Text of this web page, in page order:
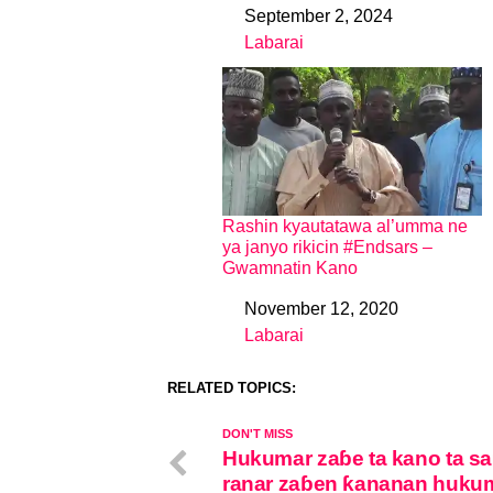
DateSeptember 2, 2024
In relation to
Labarai
Rashin kyautatawa al’umma ne
ya janyo rikicin #Endsars –
Gwamnatin Kano
DateNovember 12, 2020
In relation to
Labarai
RELATED TOPICS:
DON'T MISS
Hukumar zaɓe ta kano ta
ranar zaɓen ƙananan